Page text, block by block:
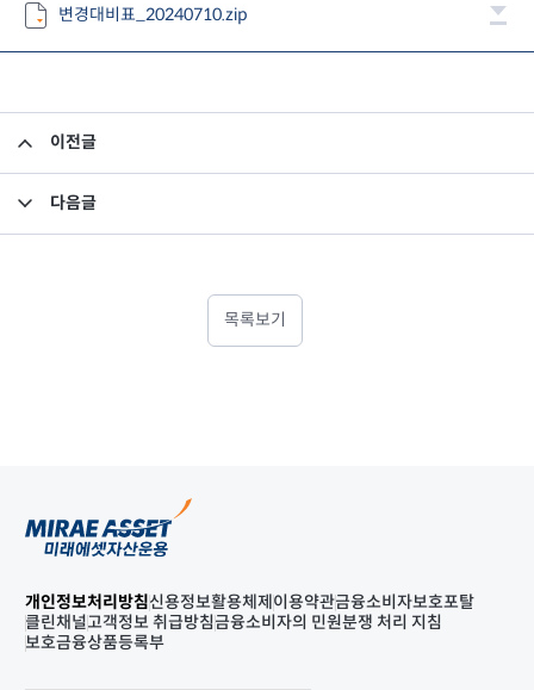
변경대비표_20240710.zip
이전글
다음글
목록보기
개인정보처리방침신용정보활용체제 이용약관금융소비자보호포탈
클린채널고객정보 취급방침금융소비자의 민원분쟁 처리 지침
보호금융상품등록부